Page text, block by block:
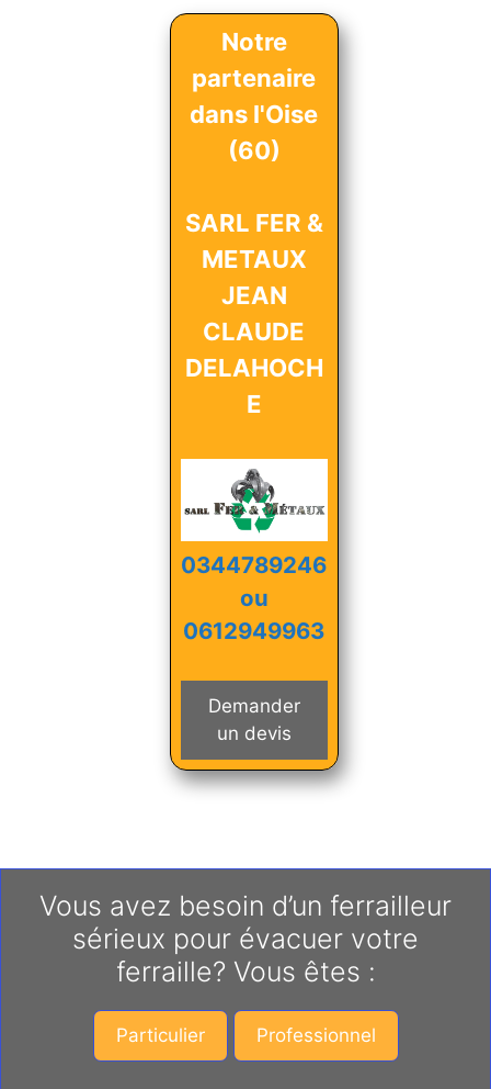
Notre
partenaire
dans l'Oise
(60)
SARL FER &
METAUX
JEAN
CLAUDE
DELAHOCH
E
0344789246
ou
0612949963
Demander
un devis
Vous avez besoin d’un ferrailleur
sérieux pour évacuer votre
ferraille? Vous êtes :
Particulier Professionnel